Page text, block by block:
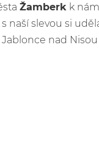
Žamberk k
naší slevou si
Jablonce nad Nisou